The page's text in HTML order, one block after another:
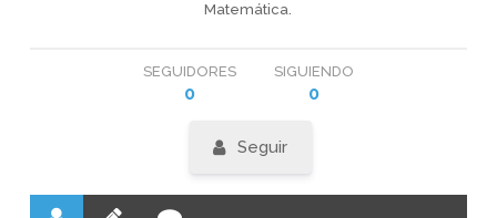
Matemática.
SEGUIDORES
0
SIGUIENDO
0
Seguir